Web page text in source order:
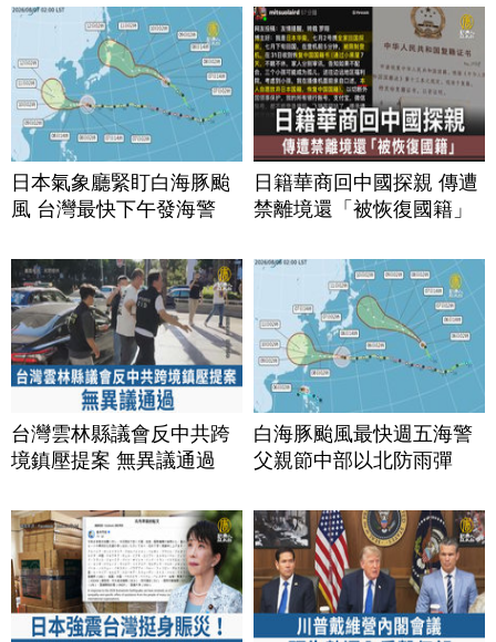
日本氣象廳緊盯白海豚颱
風 台灣最快下午發海警
日籍華商回中國探親 傳遭
禁離境還「被恢復國籍」
台灣雲林縣議會反中共跨
境鎮壓提案 無異議通過
白海豚颱風最快週五海警
父親節中部以北防雨彈